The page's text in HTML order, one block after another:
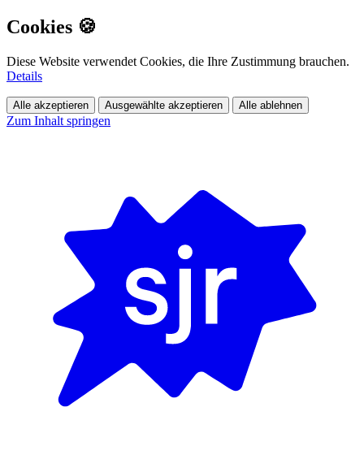
Cookies 🍪
Diese Website verwendet Cookies, die Ihre Zustimmung brauchen.
Details
Alle akzeptieren Ausgewählte akzeptieren Alle ablehnen
Zum Inhalt springen